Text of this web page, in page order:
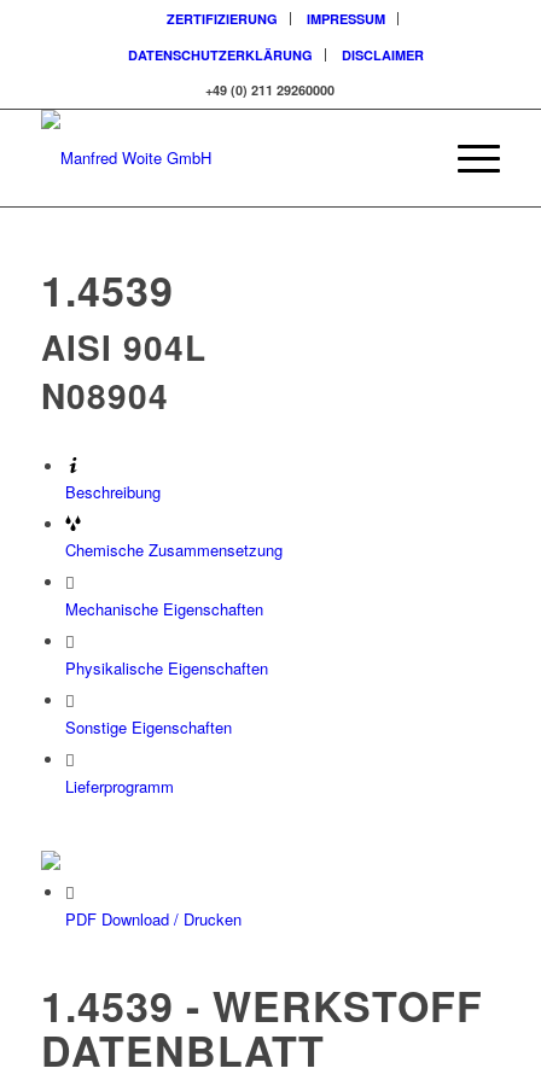
ZERTIFIZIERUNG
IMPRESSUM
DATENSCHUTZERKLÄRUNG
DISCLAIMER
+49 (0) 211 29260000
1.4539
AISI 904L
N08904
Beschreibung
Chemische Zusammensetzung
Mechanische Eigenschaften
Physikalische Eigenschaften
Sonstige Eigenschaften
Lieferprogramm
PDF Download / Drucken
1.4539 - WERKSTOFF
DATENBLATT